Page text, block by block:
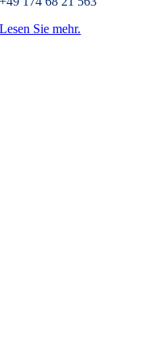
Lesen Sie mehr.